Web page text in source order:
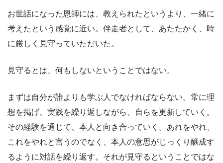
お世話になった恩師には、教えられたというより、一緒に
考えたという感覚に近い。伴走者として、あたたかく、時
に厳しく見守っていただいた。
見守るとは、何もしないということではない。
まずは自分が誰よりも学ぶ人でなければならない。常に理
想を掲げ、実践を繰り返しながら、自らを更新していく。
その経験を通じて、本人と向き合っていく。あれをやれ、
これをやれと言うのでなく、本人の意思がじっくり醸成す
るように対話を繰り返す。それが見守るということではな